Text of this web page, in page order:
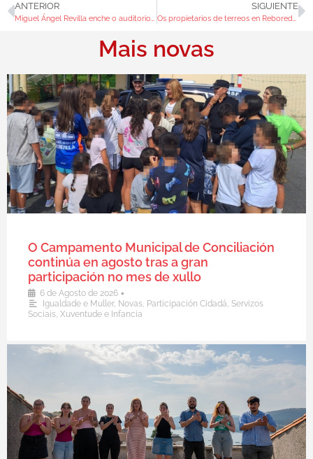
ANTERIOR
Miguel Ángel Revilla enche o auditorio da Xunqueira cun emotivo repaso da súa biografía
SIGUIENTE
Os propietarios de terreos en Reboreda poden solicitar a SEAGA limpeza na faixa secundaria
Mais novas
O Campamento Municipal de Conciliación
continúa en agosto tras a gran
participación no mes de xullo
6 de Agosto de 2026 •
Igualdade e Muller, Novas, Participación Cidadá, Servizos
Sociais, Xuventude e Infancia